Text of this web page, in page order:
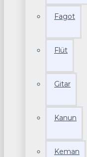
Fagot
Flüt
Gitar
Kanun
Keman